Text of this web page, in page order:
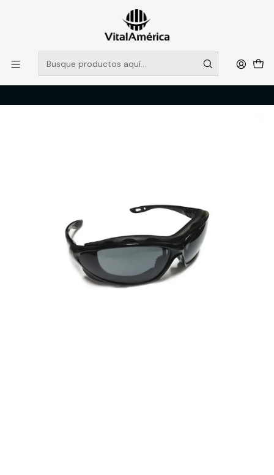
POR SISTEMA FRONTAL SOLO RETIROS EN TIENDA, DESDE
MUCHAS GRACIAS +569 5956 2237
Leer más
Inicio PROTECCION PERSONAL
LENTES
LENTE BLACK BULL PRO DUAL YORK, GRIS, S/TALLA LEGEND